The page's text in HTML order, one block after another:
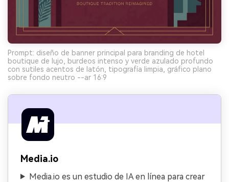
Prompt: diseño de banner principal para branding de hotel
boutique de lujo, burdeos intenso y verde azulado profundo
con sutiles acentos de latón, tipografía limpia, gráfico plano
sobre fondo neutro --ar 16:9
Media.io
Media.io es un estudio de IA en línea para crear